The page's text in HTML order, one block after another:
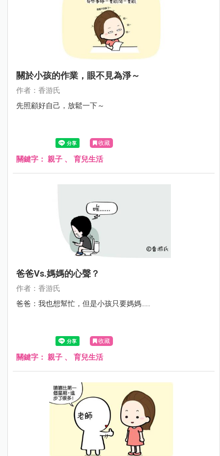
關於小孩的作業，眼不見為淨～
作者：香游氏
先照顧好自己，放鬆一下～
收藏
關鍵字： 親子 、 育兒生活
爸爸vs.媽媽的心聲？
作者：香游氏
爸爸：我也想幫忙，但是小孩只要媽媽……
收藏
關鍵字： 親子 、 育兒生活